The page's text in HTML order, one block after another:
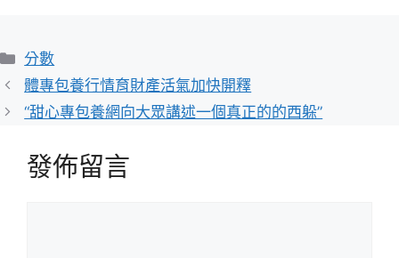
分
類
分數
體專包養行情育財產活氣加快開釋
“甜心專包養網向大眾講述一個真正的的西躲”
發佈留言